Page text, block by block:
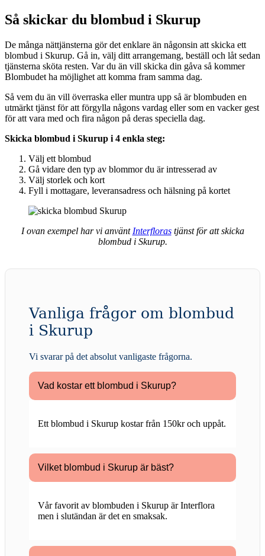
Så skickar du blombud i Skurup
De många nättjänsterna gör det enklare än någonsin att skicka ett
blombud i Skurup. Gå in, välj ditt arrangemang, beställ och låt sedan
tjänsterna sköta resten. Var du än vill skicka din gåva så kommer
Blombudet ha möjlighet att komma fram samma dag.
Så vem du än vill överraska eller muntra upp så är blombuden en
utmärkt tjänst för att förgylla någons vardag eller som en vacker gest
för att vara med och fira någon på deras speciella dag.
Skicka blombud i Skurup i 4 enkla steg:
Välj ett blombud
Gå vidare den typ av blommor du är intresserad av
Välj storlek och kort
Fyll i mottagare, leveransadress och hälsning på kortet
I ovan exempel har vi använt Interflorastjänst för att skicka
blombud i Skurup.
Vanliga frågor om blombud
i Skurup
Vi svarar på det absolut vanligaste frågorna.
Vad kostar ett blombud i Skurup?
Ett blombud i Skurup kostar från 150kr och uppåt.
Vilket blombud i Skurup är bäst?
Vår favorit av blombuden i Skurup är Interflora
men i slutändan är det en smaksak.